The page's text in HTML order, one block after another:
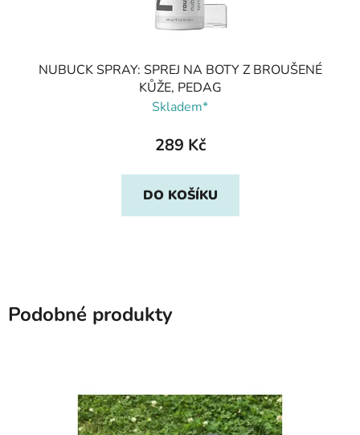
NUBUCK SPRAY: SPREJ NA BOTY Z BROUŠENÉ
KŮŽE, PEDAG
Skladem*
289 Kč
DO KOŠÍKU
Podobné produkty